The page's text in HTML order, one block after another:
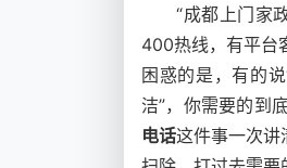
“成都上门家
400热线，有平台
困惑的是，有的说
洁”，你需要的到
电话这件事一次